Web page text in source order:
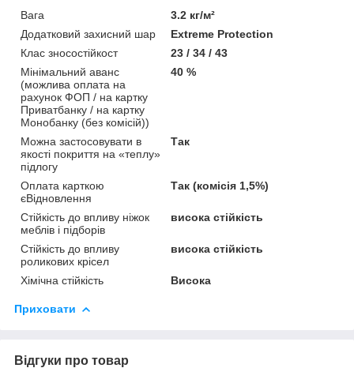
Вага
3.2 кг/м²
Додатковий захисний шар
Extreme Protection
Клас зносостійкост
23 / 34 / 43
Мінімальний аванс
(можлива оплата на
рахунок ФОП / на картку
Приватбанку / на картку
Монобанку (без комісій))
40 %
Можна застосовувати в
якості покриття на «теплу»
підлогу
Так
Оплата карткою
єВідновлення
Так (комісія 1,5%)
Стійкість до впливу ніжок
меблів і підборів
висока стійкість
Стійкість до впливу
роликових крісел
висока стійкість
Хімічна стійкість Висока
Приховати
Відгуки про товар